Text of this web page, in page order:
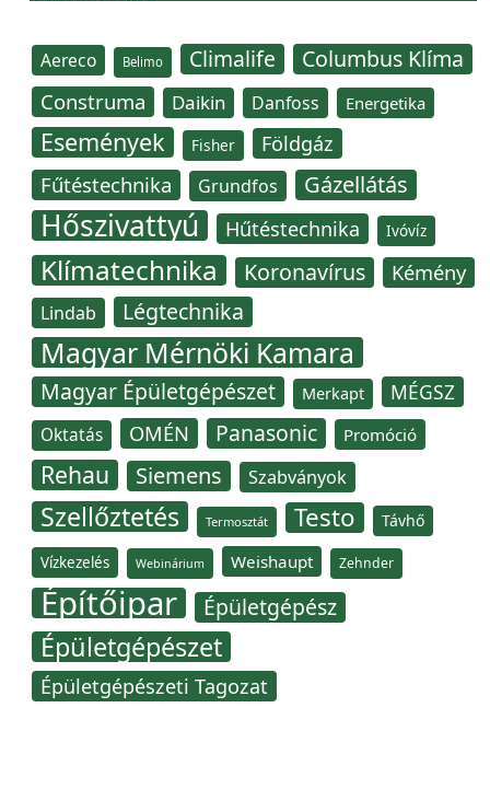
Aereco Belimo Climalife Columbus Klíma
Construma Daikin Danfoss Energetika
Események Fisher Földgáz
Fűtéstechnika Grundfos Gázellátás
Hőszivattyú Hűtéstechnika Ivóvíz
Klímatechnika Koronavírus Kémény
Lindab Légtechnika
Magyar Mérnöki Kamara
Magyar Épületgépészet Merkapt MÉGSZ
Oktatás OMÉN Panasonic Promóció
Rehau Siemens Szabványok
Szellőztetés Termosztát Testo Távhő
Vízkezelés Webinárium Weishaupt Zehnder
Építőipar Épületgépész
Épületgépészet
Épületgépészeti Tagozat